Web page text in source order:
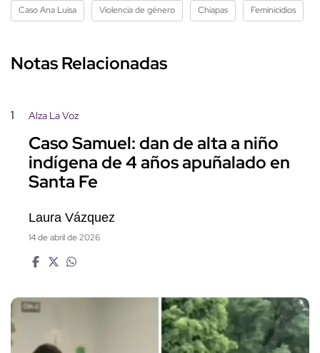
Caso Ana Luisa Violencia de género Chiapas Feminicidios
Notas Relacionadas
1 Alza La Voz
Caso Samuel: dan de alta a niño
indígena de 4 años apuñalado en
Santa Fe
Laura Vázquez
14 de abril de 2026